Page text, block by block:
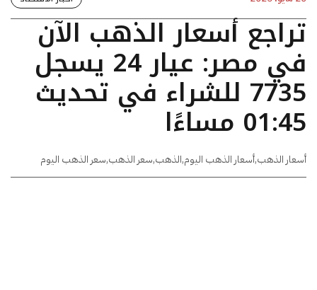
تراجع أسعار الذهب الآن
في مصر: عيار 24 يسجل
7735 للشراء في تحديث
01:45 مساءًا
أسعار الذهب,أسعار الذهب اليوم,الذهب,سعر الذهب,سعر الذهب اليوم